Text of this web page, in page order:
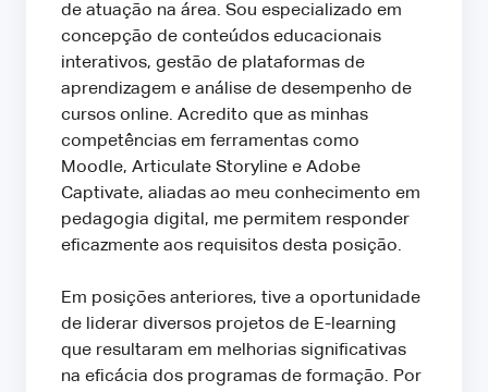
de atuação na área. Sou especializado em
concepção de conteúdos educacionais
interativos, gestão de plataformas de
aprendizagem e análise de desempenho de
cursos online. Acredito que as minhas
competências em ferramentas como
Moodle, Articulate Storyline e Adobe
Captivate, aliadas ao meu conhecimento em
pedagogia digital, me permitem responder
eficazmente aos requisitos desta posição.
Em posições anteriores, tive a oportunidade
de liderar diversos projetos de E-learning
que resultaram em melhorias significativas
na eficácia dos programas de formação. Por